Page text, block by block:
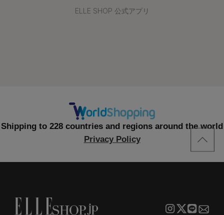
ELLE SHOP 公式アプリ
Shipping to 228 countries and regions around the world
Privacy Policy